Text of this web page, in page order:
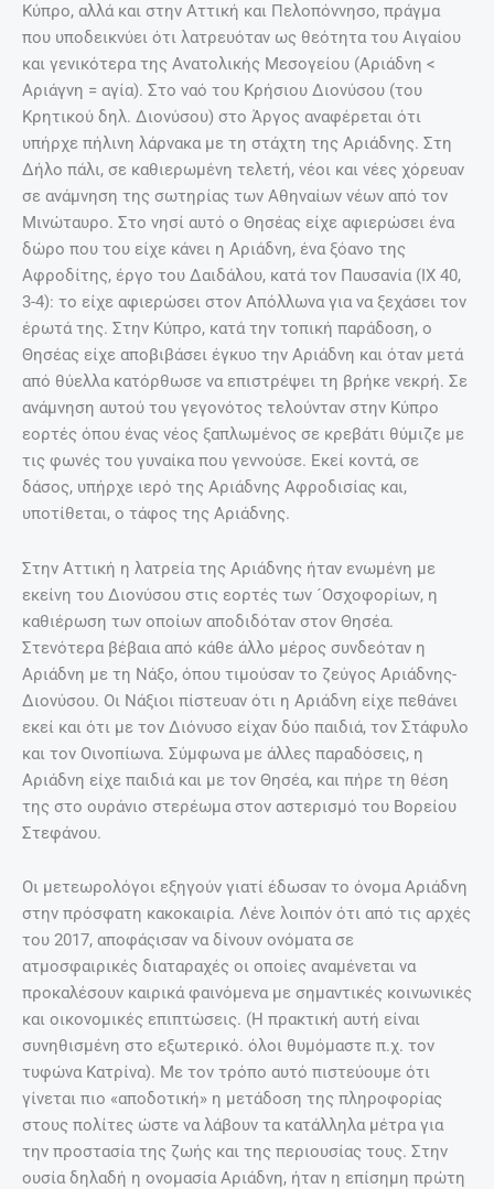
Κύπρο, αλλά και στην Αττική και Πελοπόννησο, πράγμα
που υποδεικνύει ότι λατρευόταν ως θεότητα του Αιγαίου
και γενικότερα της Ανατολικής Μεσογείου (Αριάδνη <
Αριάγνη = αγία). Στο ναό του Κρήσιου Διονύσου (του
Κρητικού δηλ. Διονύσου) στο Άργος αναφέρεται ότι
υπήρχε πήλινη λάρνακα με τη στάχτη της Αριάδνης. Στη
Δήλο πάλι, σε καθιερωμένη τελετή, νέοι και νέες χόρευαν
σε ανάμνηση της σωτηρίας των Αθηναίων νέων από τον
Μινώταυρο. Στο νησί αυτό ο Θησέας είχε αφιερώσει ένα
δώρο που του είχε κάνει η Αριάδνη, ένα ξόανο της
Αφροδίτης, έργο του Δαιδάλου, κατά τον Παυσανία (ΙΧ 40,
3-4): το είχε αφιερώσει στον Απόλλωνα για να ξεχάσει τον
έρωτά της. Στην Κύπρο, κατά την τοπική παράδοση, ο
Θησέας είχε αποβιβάσει έγκυο την Αριάδνη και όταν μετά
από θύελλα κατόρθωσε να επιστρέψει τη βρήκε νεκρή. Σε
ανάμνηση αυτού του γεγονότος τελούνταν στην Κύπρο
εορτές όπου ένας νέος ξαπλωμένος σε κρεβάτι θύμιζε με
τις φωνές του γυναίκα που γεννούσε. Εκεί κοντά, σε
δάσος, υπήρχε ιερό της Αριάδνης Αφροδισίας και,
υποτίθεται, ο τάφος της Αριάδνης.
Στην Αττική η λατρεία της Αριάδνης ήταν ενωμένη με
εκείνη του Διονύσου στις εορτές των ´Οσχοφορίων, η
καθιέρωση των οποίων αποδιδόταν στον Θησέα.
Στενότερα βέβαια από κάθε άλλο μέρος συνδεόταν η
Αριάδνη με τη Νάξο, όπου τιμούσαν το ζεύγος Αριάδνης-
Διονύσου. Οι Νάξιοι πίστευαν ότι η Αριάδνη είχε πεθάνει
εκεί και ότι με τον Διόνυσο είχαν δύο παιδιά, τον Στάφυλο
και τον Οινοπίωνα. Σύμφωνα με άλλες παραδόσεις, η
Αριάδνη είχε παιδιά και με τον Θησέα, και πήρε τη θέση
της στο ουράνιο στερέωμα στον αστερισμό του Βορείου
Στεφάνου.
Οι μετεωρολόγοι εξηγούν γιατί έδωσαν το όνομα Αριάδνη
στην πρόσφατη κακοκαιρία. Λένε λοιπόν ότι από τις αρχές
του 2017, αποφάςισαν να δίνουν ονόματα σε
ατμοσφαιρικές διαταραχές οι οποίες αναμένεται να
προκαλέσουν καιρικά φαινόμενα με σημαντικές κοινωνικές
και οικονομικές επιπτώσεις. (Η πρακτική αυτή είναι
συνηθισμένη στο εξωτερικό. όλοι θυμόμαστε π.χ. τον
τυφώνα Κατρίνα). Με τον τρόπο αυτό πιστεύουμε ότι
γίνεται πιο «αποδοτική» η μετάδοση της πληροφορίας
στους πολίτες ώστε να λάβουν τα κατάλληλα μέτρα για
την προστασία της ζωής και της περιουσίας τους. Στην
ουσία δηλαδή η ονομασία Αριάδνη, ήταν η επίσημη πρώτη